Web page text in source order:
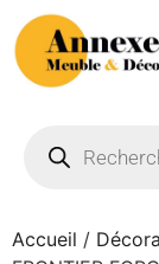
Accueil /